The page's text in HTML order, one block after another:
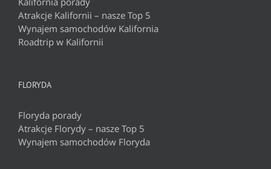
Atrakcje Kalifornii – nasze Top 5
Wynajem samochodów Kalifornia
Roadtrip w Kalifornii
FLORYDA
Floryda porady
Atrakcje Florydy – nasze Top 5
Wynajem samochodów Floryda